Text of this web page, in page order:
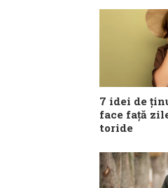
7 idei de
face față
toride